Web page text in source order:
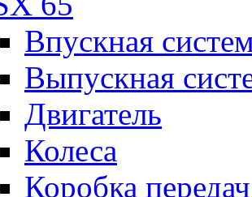
Впускная
Выпускная
Двигатель
Колеса
Коробка передач